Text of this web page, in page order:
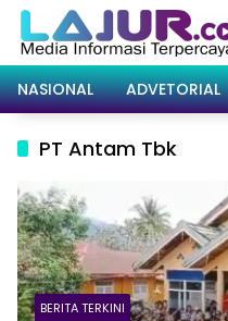
Langsung
konten
NASIONAL
ADVETORIAL
PT Antam Tbk
BERITA TERKINI